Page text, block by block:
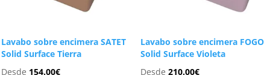
Lavabo sobre encimera SATET
Solid Surface Tierra
Desde 154.00€
Lavabo sobre encimera FOGO
Solid Surface Violeta
Desde 210.00€